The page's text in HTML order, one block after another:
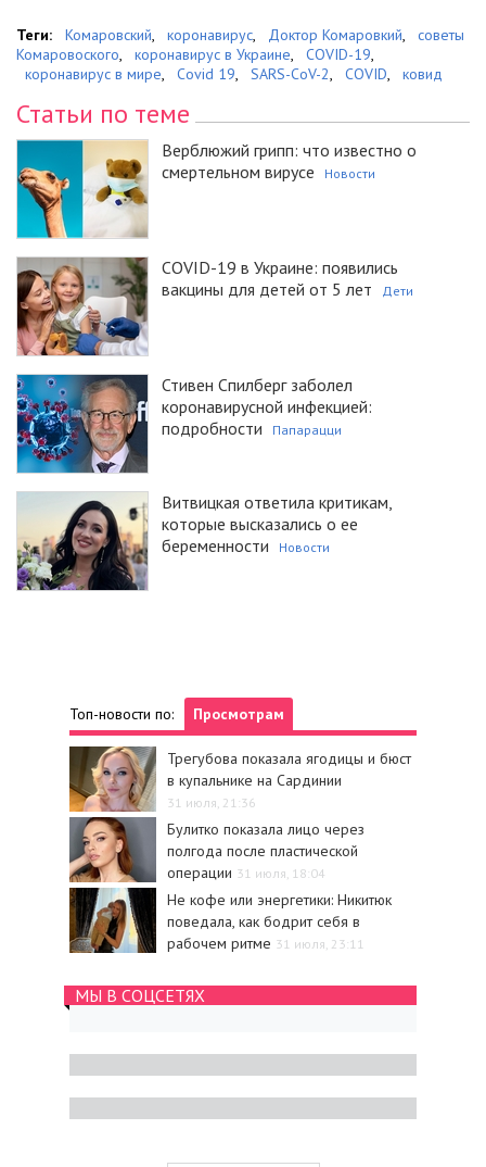
Теги: Комаровский, коронавирус, Доктор Комаровкий,
советы
Комаровоского, коронавирус в Украине, COVID-19,
коронавирус в мире, Covid 19, SARS-CoV-2, COVID, ковид
Статьи по теме
Верблюжий грипп: что известно о
смертельном вирусе
Новости
COVID-19 в Украине: появились
вакцины для детей от 5 лет
Дети
Стивен Спилберг заболел
коронавирусной инфекцией:
подробности
Папарацци
Витвицкая ответила критикам,
которые высказались о ее
беременности
Новости
Топ-новости по: Просмотрам
Трегубова показала ягодицы и бюст
в купальнике на Сардинии
31 июля, 21:36
Булитко показала лицо через
полгода после пластической
операции 31 июля, 18:04
Не кофе или энергетики: Никитюк
поведала, как бодрит себя в
рабочем ритме 31 июля, 23:11
МЫ В СОЦСЕТЯХ